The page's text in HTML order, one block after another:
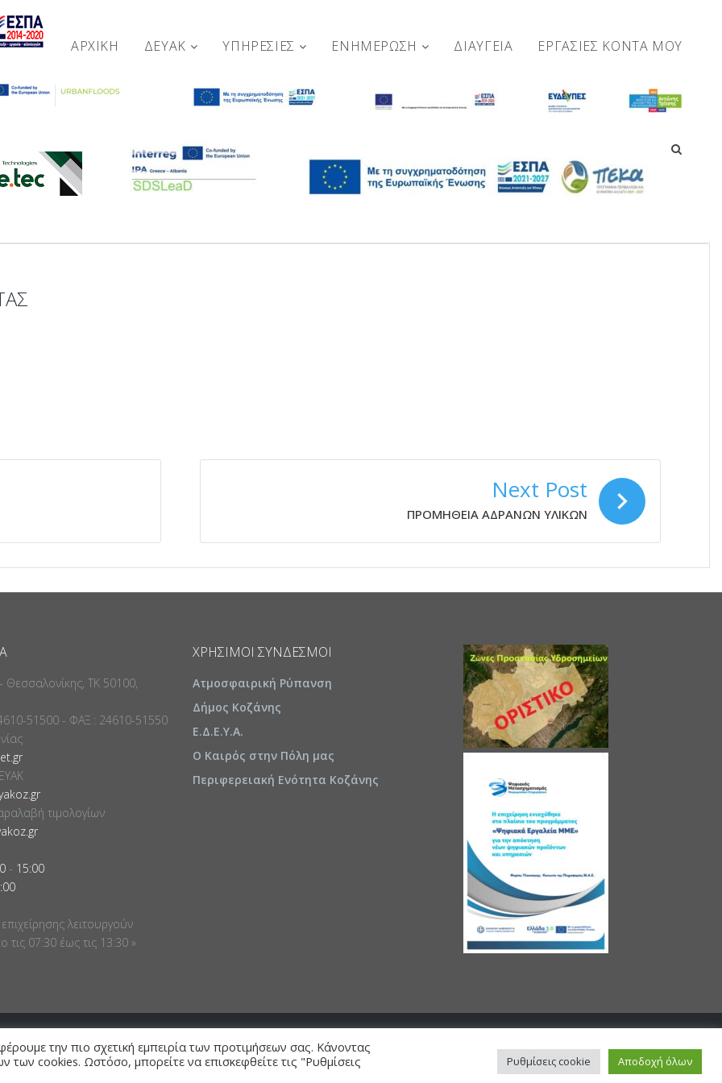
ΑΡΧΙΚΉ ΔΕΥΑΚ ΥΠΗΡΕΣΙΕΣ ΕΝΗΜΕΡΩΣΗ ΔΙΑΥΓΕΙΑ ΕΡΓΑΣΊΕΣ ΚΟΝΤΆ ΜΟΥ
Next Post
ΠΡΟΜΗΘΕΙΑ ΑΔΡΑΝΩΝ ΥΛΙΚΩΝ
Θεσσαλονίκης, ΤΚ 50100,
51500 - ΦΑΞ : 24610-51550
τιμολογίων
- 15:00
λειτουργούν
τις 07:30 έως τις 13:30 »
ΧΡΉΣΙΜΟΙ ΣΎΝΔΕΣΜΟΙ
Ατμοσφαιρική Ρύπανση
Δήμος Κοζάνης
Ε.Δ.Ε.Υ.Α.
Ο Καιρός στην Πόλη μας
Περιφερειακή Ενότητα Κοζάνης
την πιο σχετική εμπειρία των προτιμήσεων σας. Κάνοντας
cookies. Ωστόσο, μπορείτε να επισκεφθείτε τις "Ρυθμίσεις
Ρυθμίσεις cookie Αποδοχή όλων